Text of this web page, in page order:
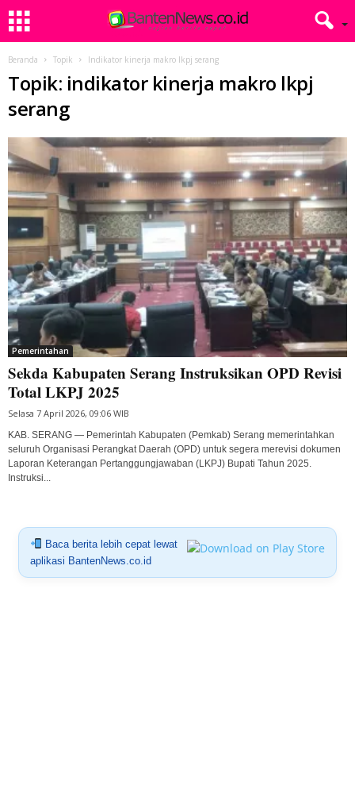
Beranda Topik Indikator kinerja makro lkpj serang
Topik: indikator kinerja makro lkpj
serang
Pemerintahan
Sekda Kabupaten Serang Instruksikan OPD Revisi
Total LKPJ 2025
Selasa 7 April 2026, 09:06 WIB
KAB. SERANG — Pemerintah Kabupaten (Pemkab) Serang memerintahkan
seluruh Organisasi Perangkat Daerah (OPD) untuk segera merevisi dokumen
Laporan Keterangan Pertanggungjawaban (LKPJ) Bupati Tahun 2025.
Instruksi...
Baca berita lebih cepat lewat
aplikasi BantenNews.co.id